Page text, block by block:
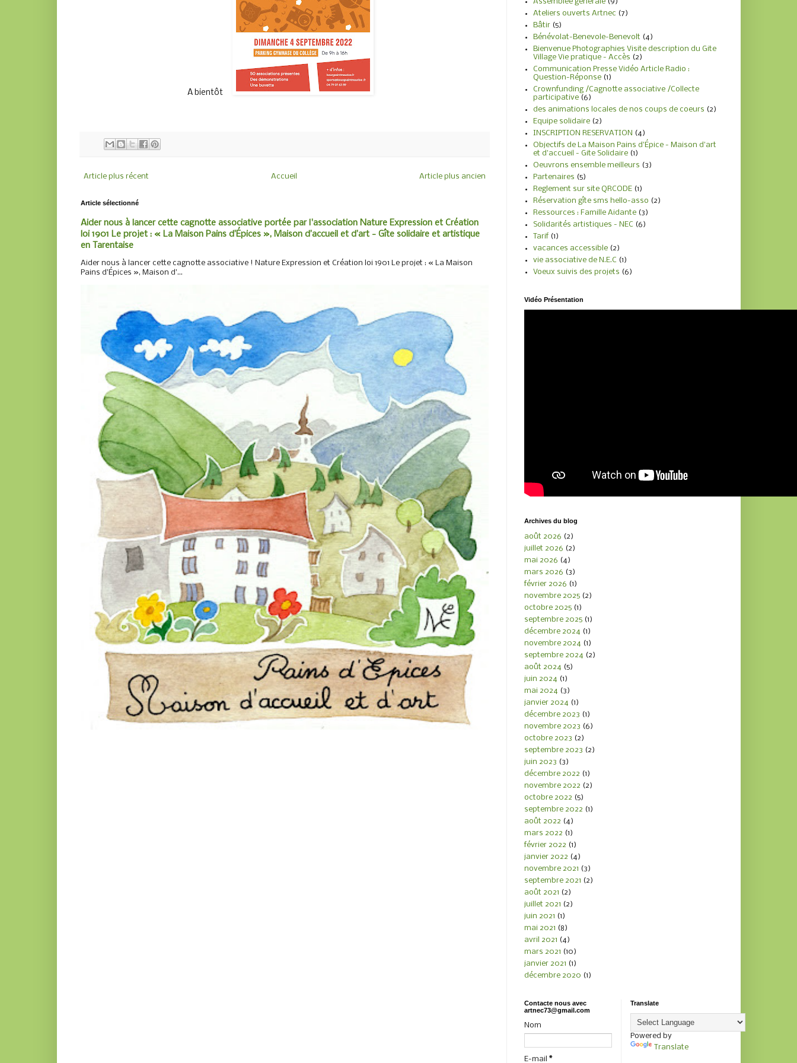
A bientôt
Article plus récent Article plus ancien
Accueil
Article sélectionné
Aider nous à lancer cette cagnotte associative portée par l'association Nature Expression et Création
loi 1901 Le projet : « La Maison Pains d’Épices », Maison d’accueil et d’art - Gîte solidaire et artistique
en Tarentaise
Aider nous à lancer cette cagnotte associative ! Nature Expression et Création loi 1901 Le projet : « La Maison
Pains d’Épices », Maison d’...
Ateliers ouverts Artnec (7)
Bâtir (5)
Bénévolat-Benevole-Benevolt (4)
Bienvenue Photographies Visite description du Gite
Village Vie pratique - Accès (2)
Communication Presse Vidéo Article Radio :
Question-Réponse (1)
Crownfunding /Cagnotte associative /Collecte
participative (6)
des animations locales de nos coups de coeurs (2)
Equipe solidaire (2)
INSCRIPTION RESERVATION (4)
Objectifs de La Maison Pains d'Épice - Maison d'art
et d'accueil - Gite Solidaire (1)
Oeuvrons ensemble meilleurs (3)
Partenaires (5)
Reglement sur site QRCODE (1)
Réservation gîte sms hello-asso (2)
Ressources : Famille Aidante (3)
Solidarités artistiques - NEC (6)
Tarif (1)
vacances accessible (2)
vie associative de N.E.C (1)
Voeux suivis des projets (6)
Vidéo Présentation
Archives du blog
août 2026 (2)
juillet 2026 (2)
mai 2026 (4)
mars 2026 (3)
février 2026 (1)
novembre 2025(2)
octobre 2025(1)
septembre 2025(1)
décembre 2024 (1)
novembre 2024 (1)
septembre 2024 (2)
août 2024 (5)
juin 2024 (1)
mai 2024 (3)
janvier 2024 (1)
décembre 2023 (1)
novembre 2023 (6)
octobre 2023 (2)
septembre 2023 (2)
juin 2023 (3)
décembre 2022 (1)
novembre 2022 (2)
octobre 2022 (5)
septembre 2022 (1)
août 2022 (4)
mars 2022 (1)
février 2022 (1)
janvier 2022 (4)
novembre 2021 (3)
septembre 2021 (2)
août 2021 (2)
juillet 2021 (2)
juin 2021 (1)
mai 2021 (8)
avril 2021 (4)
mars 2021 (10)
janvier 2021 (1)
décembre 2020 (1)
Contacte nous avec
artnec73@gmail.com
Nom
E-mail *
Translate
Powered by
Translate